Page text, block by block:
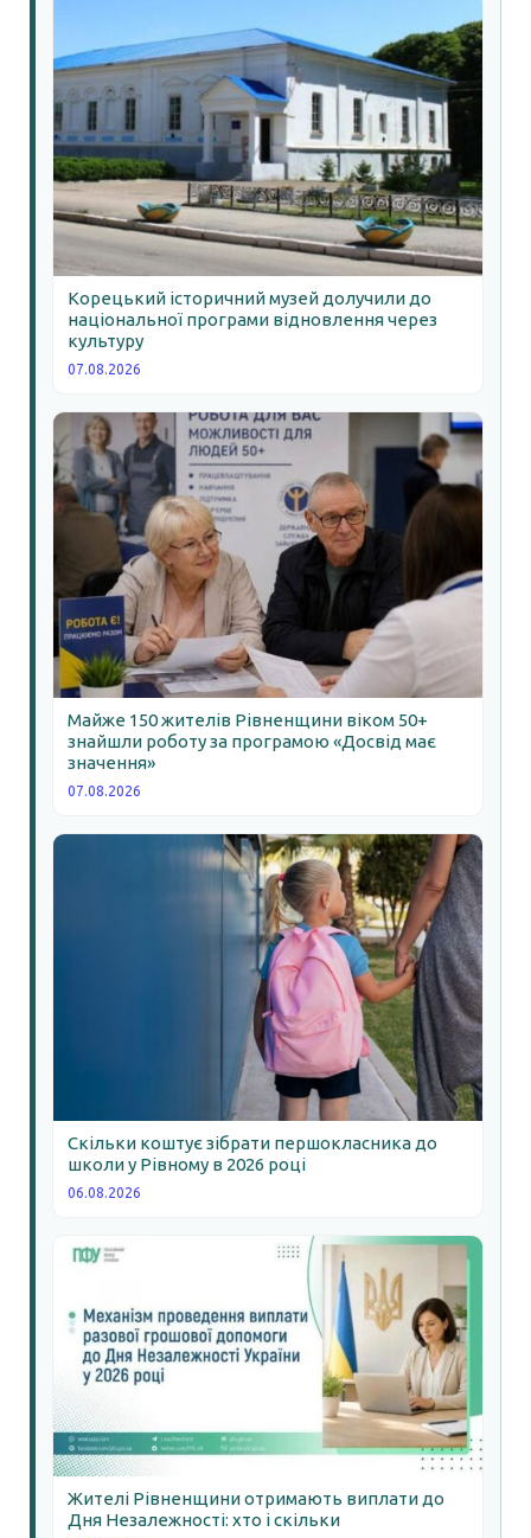
Корецький історичний музей долучили до
національної програми відновлення через
культуру
07.08.2026
Майже 150 жителів Рівненщини віком 50+
знайшли роботу за програмою «Досвід має
значення»
07.08.2026
Скільки коштує зібрати першокласника до
школи у Рівному в 2026 році
06.08.2026
Жителі Рівненщини отримають виплати до
Дня Незалежності: хто і скільки